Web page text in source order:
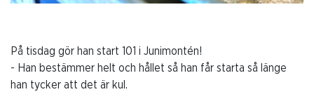
På tisdag gör han start 101 i Junimontén!
- Han bestämmer helt och hållet så han får starta så länge
han tycker att det är kul.